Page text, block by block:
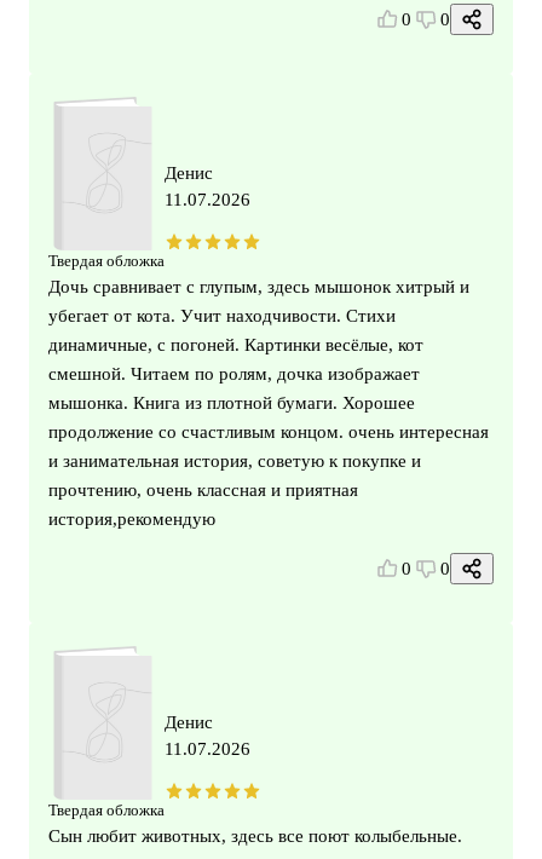
0 0
Твердая обложка
Денис
11.07.2026
Дочь сравнивает с глупым, здесь мышонок хитрый и
убегает от кота. Учит находчивости. Стихи
динамичные, с погоней. Картинки весёлые, кот
смешной. Читаем по ролям, дочка изображает
мышонка. Книга из плотной бумаги. Хорошее
продолжение со счастливым концом. очень интересная
и занимательная история, советую к покупке и
прочтению, очень классная и приятная
история,рекомендую
0 0
Твердая обложка
Денис
11.07.2026
Сын любит животных, здесь все поют колыбельные.